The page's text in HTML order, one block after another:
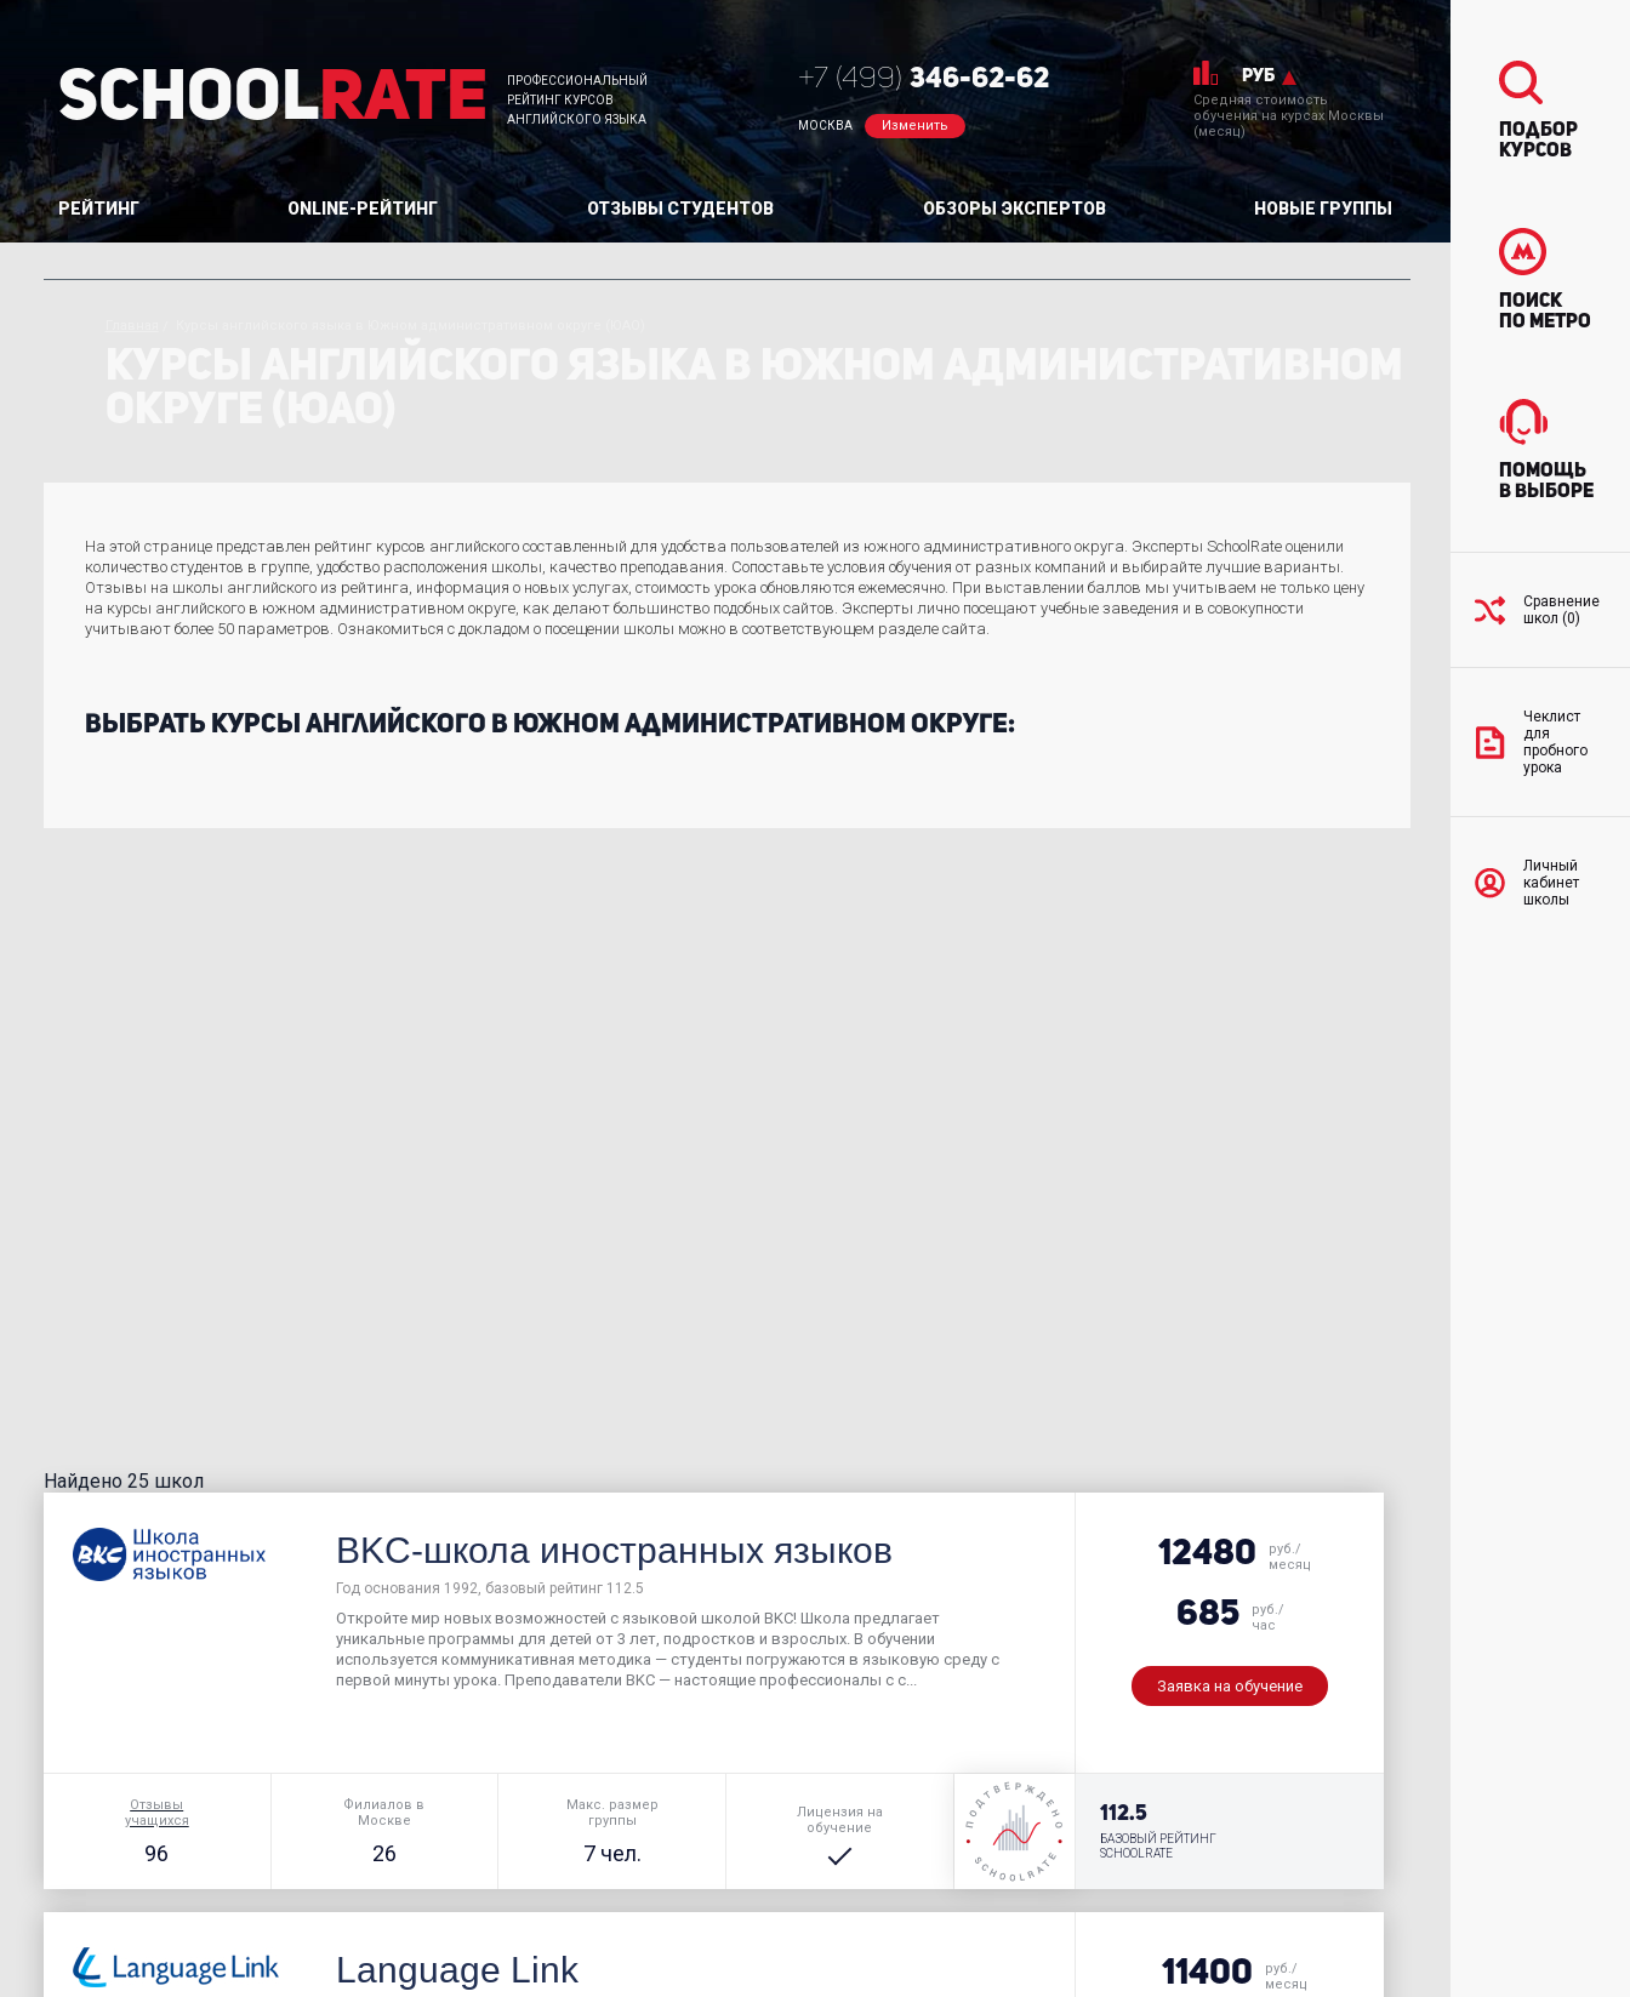
SchoolRate
ПРОФЕССИОНАЛЬНЫЙ
РЕЙТИНГ КУРСОВ
АНГЛИЙСКОГО ЯЗЫКА
+7 (499) 346-62-62
МОСКВА Изменить
руб
Средняя стоимость
обучения на курсах Москвы
(месяц)
РЕЙТИНГ ONLINE-РЕЙТИНГ ОТЗЫВЫ СТУДЕНТОВ ОБЗОРЫ ЭКСПЕРТОВ НОВЫЕ ГРУППЫ
На этой странице представлен рейтинг курсов английского составленный для удобства пользователей из южного административного округа. Эксперты SchoolRate оценили
количество студентов в группе, удобство расположения школы, качество преподавания. Сопоставьте условия обучения от разных компаний и выбирайте лучшие варианты.
Отзывы на школы английского из рейтинга, информация о новых услугах, стоимость урока обновляются ежемесячно. При выставлении баллов мы учитываем не только цену
на курсы английского в южном административном округе, как делают большинство подобных сайтов. Эксперты лично посещают учебные заведения и в совокупности
учитывают более 50 параметров. Ознакомиться с докладом о посещении школы можно в соответствующем разделе сайта.
Выбрать курсы английского в южном административном округе:
Найдено 25 школ
BKC-школа иностранных языков
Год основания 1992, базовый рейтинг 112.5
Откройте мир новых возможностей с языковой школой BKC! Школа предлагает
уникальные программы для детей от 3 лет, подростков и взрослых. В обучении
используется коммуникативная методика — студенты погружаются в языковую среду с
первой минуты урока. Преподаватели BKC — настоящие профессионалы с с...
Отзывы
учащихся
96
Филиалов в
Москве
26
Макс. размер
группы
7 чел.
Лицензия на
обучение
12480
руб./
месяц
685
руб./
час
Заявка на обучение
112.5
БАЗОВЫЙ РЕЙТИНГ
SCHOOLRATE
Language Link 11400
руб./
месяц
Подбор
курсов
Поиск
по метро
Помощь
в выборе
Сравнение
школ (0)
Чеклист
для
пробного
урока
Личный
кабинет
школы